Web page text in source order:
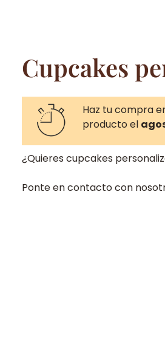
Cupcakes
Haz tu compra
producto el
¿Quieres cupcakes
Ponte en contacto con